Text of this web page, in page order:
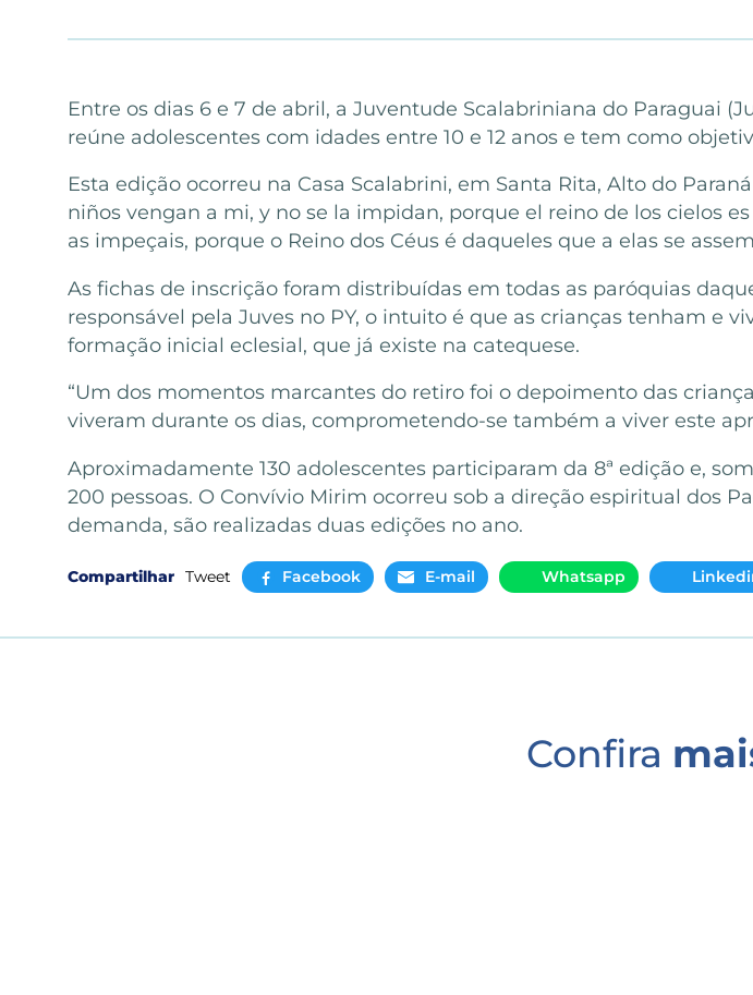
Entre os dias 6 e 7 de abril, a Juventude Scalabriniana do Paraguai
reúne adolescentes com idades entre 10 e 12 anos e tem como
Esta edição ocorreu na Casa Scalabrini, em Santa Rita, Alto do
niños vengan a mi, y no se la impidan, porque el reino de los cielos
as impeçais, porque o Reino dos Céus é daqueles que a elas se
As fichas de inscrição foram distribuídas em todas as paróquias
responsável pela Juves no PY, o intuito é que as crianças tenham e
formação inicial eclesial, que já existe na catequese.
“Um dos momentos marcantes do retiro foi o depoimento das
viveram durante os dias, comprometendo-se também a viver este
Aproximadamente 130 adolescentes participaram da 8ª edição e,
200 pessoas. O Convívio Mirim ocorreu sob a direção espiritual dos
demanda, são realizadas duas edições no ano.
Compartilhar Tweet Facebook E-mail Whatsapp
Confira